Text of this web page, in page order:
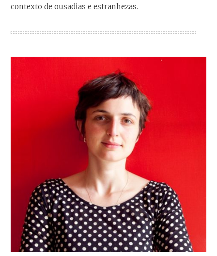
contexto de ousadias e estranhezas.